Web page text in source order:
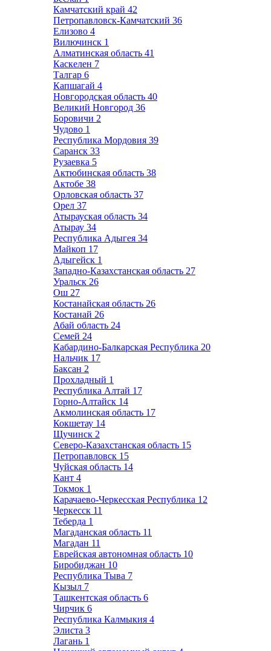
Камчатский край 42
Петропавловск-Камчатский 36
Елизово 4
Вилючинск 1
Алматинская область 41
Каскелен 7
Талгар 6
Капшагай 4
Новгородская область 40
Великий Новгород 36
Боровичи 2
Чудово 1
Республика Мордовия 39
Саранск 33
Рузаевка 5
Актюбинская область 38
Актобе 38
Орловская область 37
Орел 37
Атырауская область 34
Атырау 34
Республика Адыгея 34
Майкоп 17
Адыгейск 1
Западно-Казахстанская область 27
Уральск 26
Ош 27
Костанайская область 26
Костанай 26
Абай область 24
Семей 24
Кабардино-Балкарская Республика 20
Нальчик 17
Баксан 2
Прохладный 1
Республика Алтай 17
Горно-Алтайск 14
Акмолинская область 17
Кокшетау 14
Щучинск 2
Северо-Казахстанская область 15
Петропавловск 15
Чуйская область 14
Кант 4
Токмок 1
Карачаево-Черкесская Республика 12
Черкесск 11
Теберда 1
Магаданская область 11
Магадан 11
Еврейская автономная область 10
Биробиджан 10
Республика Тыва 7
Кызыл 7
Ташкентская область 6
Чирчик 6
Республика Калмыкия 4
Элиста 3
Лагань 1